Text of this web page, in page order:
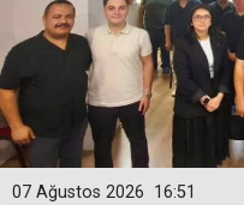
16:51
07 Ağustos 2026